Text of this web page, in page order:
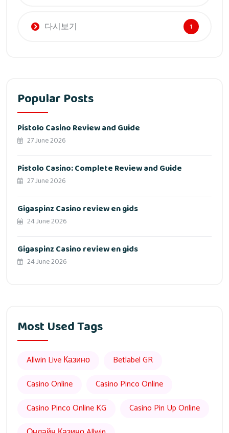
다시보기 1
Popular Posts
Pistolo Casino Review and Guide
27 June 2026
Pistolo Casino: Complete Review and Guide
27 June 2026
Gigaspinz Casino review en gids
24 June 2026
Gigaspinz Casino review en gids
24 June 2026
Most Used Tags
Allwin Live Казино
Betlabel GR
Casino Online
Casino Pinco Online
Casino Pinco Online KG
Casino Pin Up Online